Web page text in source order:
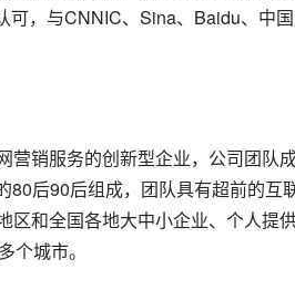
，与CNNIC、Sina、Baidu、中
销服务的创新型企业，公司团队
后90后组成，团队具有超前的互联
和全国各地大中小企业、个人提
个城市。